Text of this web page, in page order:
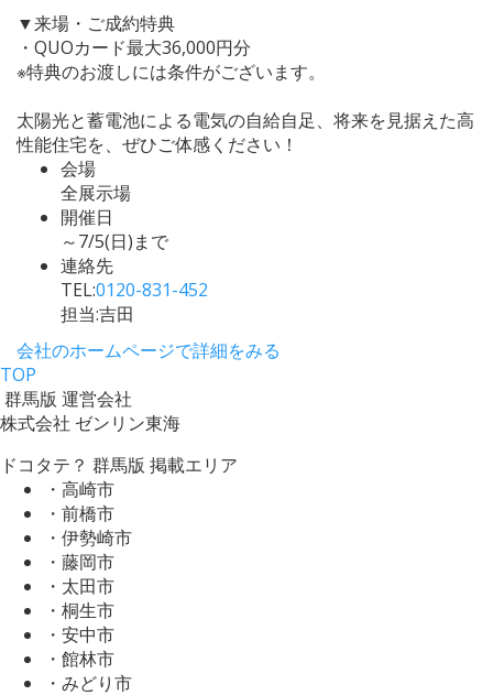
▼来場・ご成約特典
・QUOカード最大36,000円分
※特典のお渡しには条件がございます。
太陽光と蓄電池による電気の自給自足、将来を見据えた高
性能住宅を、ぜひご体感ください！
会場
全展示場
開催日
～7/5(日)まで
連絡先
TEL:0120-831-452
担当:吉田
会社のホームページで詳細をみる
TOP
群馬版 運営会社
株式会社 ゼンリン東海
ドコタテ？ 群馬版 掲載エリア
・高崎市
・前橋市
・伊勢崎市
・藤岡市
・太田市
・桐生市
・安中市
・館林市
・みどり市